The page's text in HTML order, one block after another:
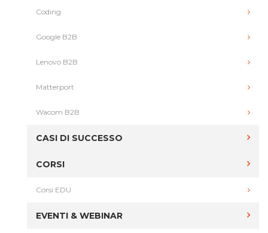
Coding
Google B2B
Lenovo B2B
Matterport
Wacom B2B
CASI DI SUCCESSO
CORSI
Corsi EDU
EVENTI & WEBINAR